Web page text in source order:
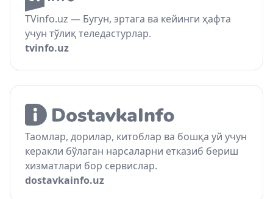
TVinfo.uz — Бугун, эртага ва кейинги ҳафта
учун тўлиқ теледастурлар.
tvinfo.uz
Таомлар, дорилар, китоблар ва бошқа уй учун
керакли бўлаган нарсаларни етказиб бериш
хизматлари бор сервислар.
dostavkainfo.uz